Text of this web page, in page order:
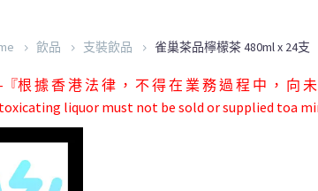
飲品 支裝飲品 雀巢茶品檸檬茶 480ml x 24支
據 香 港 法 律 ， 不 得 在 業 務 過 程 中 ， 向 未
liquor must not be sold or supplied toa